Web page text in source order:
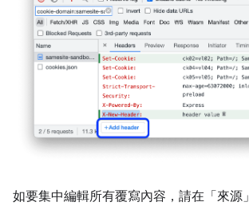
如要集中編輯所有覆寫內容，請在「來源」